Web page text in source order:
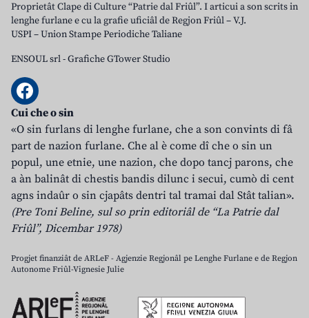
Proprietât Clape di Culture “Patrie dal Friûl”. I articui a son scrits in
lenghe furlane e cu la grafie uficiâl de Regjon Friûl – V.J.
USPI – Union Stampe Periodiche Taliane
ENSOUL srl-Grafiche GTower Studio
Cui che o sin
«O sin furlans di lenghe furlane, che a son convints di fâ
part de nazion furlane. Che al è come dî che o sin un
popul, une etnie, une nazion, che dopo tancj parons, che
a àn balinât di chestis bandis dilunc i secui, cumò di cent
agns indaûr o sin cjapâts dentri tal tramai dal Stât talian».
(Pre Toni Beline, sul so prin editoriâl de “La Patrie dal
Friûl”, Dicembar 1978)
Progjet finanziât de ARLeF - Agjenzie Regjonâl pe Lenghe Furlane e de Regjon
Autonome Friûl-Vignesie Julie